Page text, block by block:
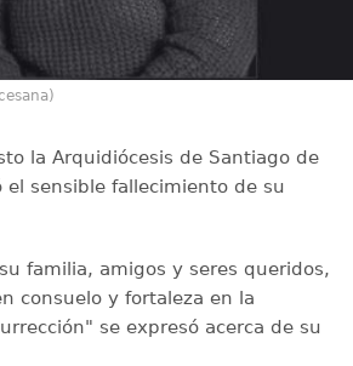
la Arquidiócesis de Santiago de
sensible fallecimiento de su
familia, amigos y seres queridos,
consuelo y fortaleza en la
se expresó acerca de su